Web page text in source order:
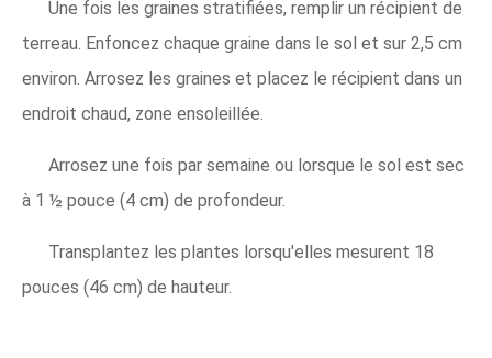
Une fois les graines stratifiées, remplir un récipient de
terreau. Enfoncez chaque graine dans le sol et sur 2,5 cm
environ. Arrosez les graines et placez le récipient dans un
endroit chaud, zone ensoleillée.
Arrosez une fois par semaine ou lorsque le sol est sec
à 1 ½ pouce (4 cm) de profondeur.
Transplantez les plantes lorsqu'elles mesurent 18
pouces (46 cm) de hauteur.